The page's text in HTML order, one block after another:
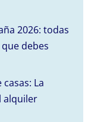
2026: todas
debes
La
alquiler